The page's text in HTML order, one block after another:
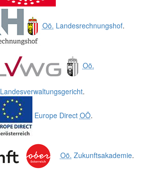
Oö. Landesrechnungshof.
Oö.
Landesverwaltungsgericht.
Europe Direct OÖ.
Oö. Zukunftsakademie.